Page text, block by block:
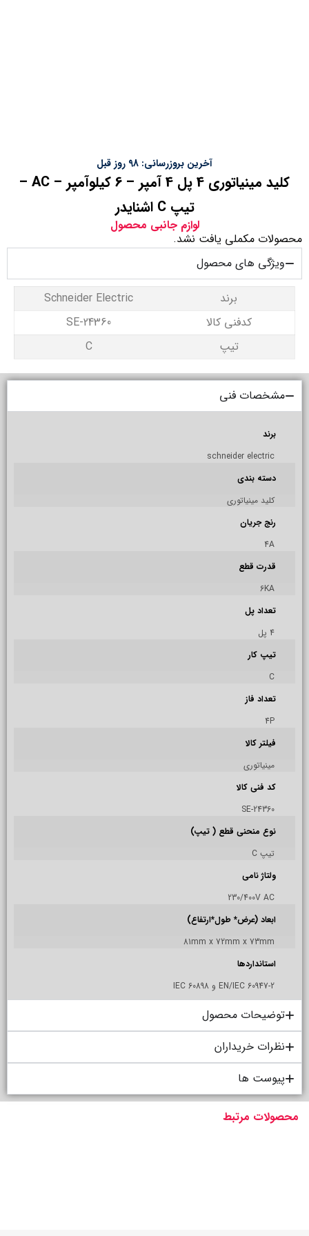
آخرین بروزرسانی: 98 روز قبل
کلید مینیاتوری 4 پل 4 آمپر – 6 کیلوآمپر – AC –
تیپ C اشنایدر
لوازم جانبی محصول
محصولات مکملی یافت نشد.
ویژگی های محصول
برند
Schneider Electric
کدفنی کالا
SE-24360
تیپ
C
مشخصات فنی
برند
schneider electric
دسته بندی
کلید مینیاتوری
رنج جریان
4A
قدرت قطع
6KA
تعداد پل
4 پل
تیپ کار
C
تعداد فاز
4P
فیلتر کالا
مینیاتوری
کد فنی کالا
SE-24360
نوع منحنی قطع ( تیپ)
تیپ C
ولتاژ نامی
230/400V AC
ابعاد (عرض* طول*ارتفاع)
81mm x 72mm x 73mm
استانداردها
EN/IEC 60947-2 و IEC 60898
توضیحات محصول
نظرات خریداران
پیوست ها
محصولات مرتبط